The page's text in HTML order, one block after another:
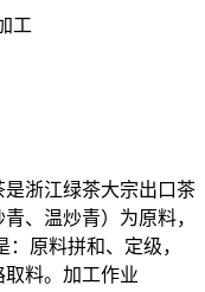
工
浙江绿茶大宗出口茶
、温炒青）为原料，
原料拼和、定级，
料。加工作业